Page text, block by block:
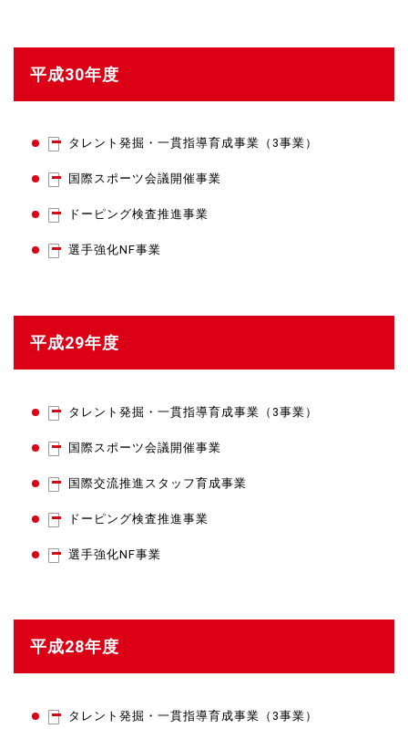
平成30年度
タレント発掘・一貫指導育成事業（3事業）
国際スポーツ会議開催事業
ドーピング検査推進事業
選手強化NF事業
平成29年度
タレント発掘・一貫指導育成事業（3事業）
国際スポーツ会議開催事業
国際交流推進スタッフ育成事業
ドーピング検査推進事業
選手強化NF事業
平成28年度
タレント発掘・一貫指導育成事業（3事業）